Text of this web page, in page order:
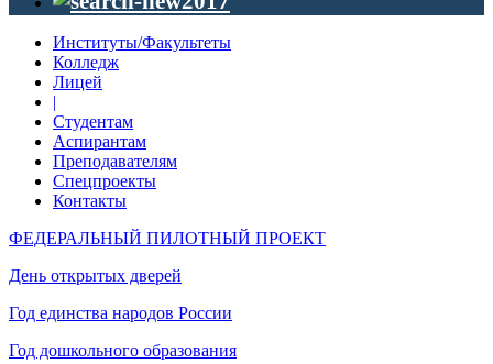
Институты/Факультеты
Колледж
Лицей
|
Студентам
Аспирантам
Преподавателям
Спецпроекты
Контакты
ФЕДЕРАЛЬНЫЙ ПИЛОТНЫЙ ПРОЕКТ
День открытых дверей
Год единства народов России
Год дошкольного образования